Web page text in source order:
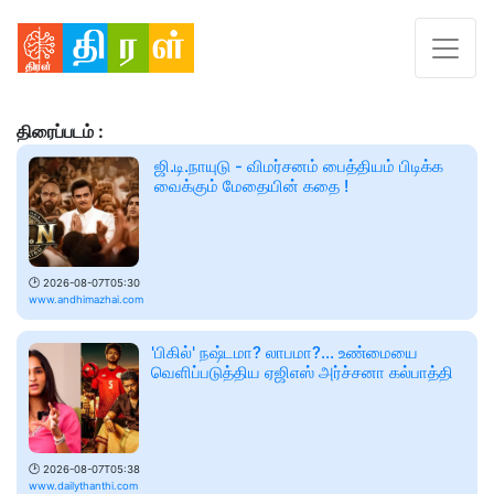
திரைப்படம் :
🕑 2026-08-07T05:30
www.andhimazhai.com
ஜி.டி.நாயுடு - விமர்சனம் பைத்தியம் பிடிக்க
வைக்கும் மேதையின் கதை !
🕑 2026-08-07T05:38
www.dailythanthi.com
'பிகில்' நஷ்டமா? லாபமா?... உண்மையை
வெளிப்படுத்திய ஏஜிஎஸ் அர்ச்சனா கல்பாத்தி